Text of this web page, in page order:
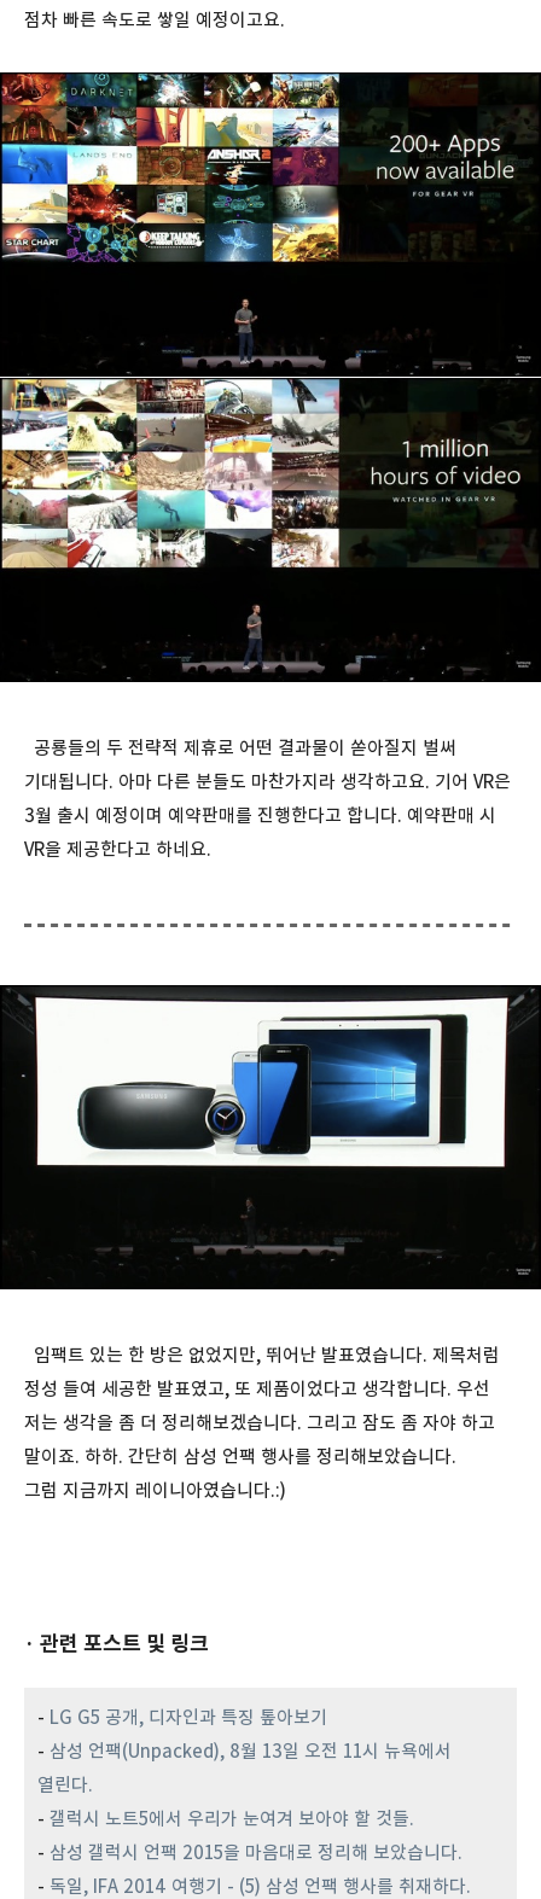
점차 빠른 속도로 쌓일 예정이고요.
공룡들의 두 전략적 제휴로 어떤 결과물이 쏟아질지 벌써
기대됩니다. 아마 다른 분들도 마찬가지라 생각하고요. 기어 VR은
3월 출시 예정이며 예약판매를 진행한다고 합니다. 예약판매 시
VR을 제공한다고 하네요.
임팩트 있는 한 방은 없었지만, 뛰어난 발표였습니다. 제목처럼
정성 들여 세공한 발표였고, 또 제품이었다고 생각합니다. 우선
저는 생각을 좀 더 정리해보겠습니다. 그리고 잠도 좀 자야 하고
말이죠. 하하. 간단히 삼성 언팩 행사를 정리해보았습니다.
그럼 지금까지 레이니아였습니다.:)
· 관련 포스트 및 링크
- LG G5 공개, 디자인과 특징 톺아보기
- 삼성 언팩(Unpacked), 8월 13일 오전 11시 뉴욕에서
열린다.
- 갤럭시 노트5에서 우리가 눈여겨 보아야 할 것들.
- 삼성 갤럭시 언팩 2015을 마음대로 정리해 보았습니다.
- 독일, IFA 2014 여행기 - (5) 삼성 언팩 행사를 취재하다.